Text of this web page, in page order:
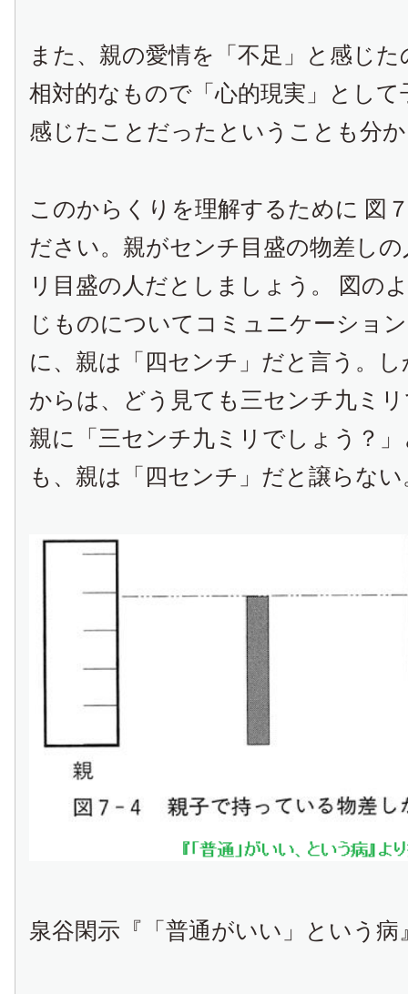
また、親の愛情を「不足」と感じ
相対的なもので「心的現実」とし
感じたことだったということも分
このからくりを理解するために 図
ださい。親がセンチ目盛の物差し
リ目盛の人だとしましょう。 図の
じものについてコミュニケーショ
に、親は「四センチ」だと言う。
からは、どう見ても三センチ九ミ
親に「三センチ九ミリでしょう？
も、親は「四センチ」だと譲らない
泉谷閑示『「普通がいい」という病